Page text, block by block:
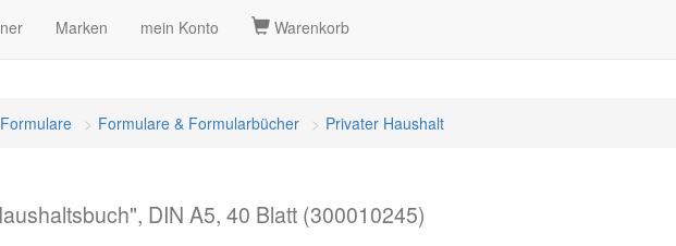
Marken mein Konto Warenkorb
Formulare Formulare & Formularbücher Privater Haushalt
DIN A5, 40 Blatt (300010245)